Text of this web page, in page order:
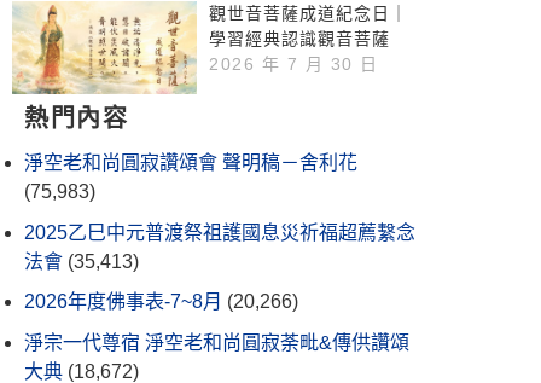
觀世音菩薩成道紀念日｜
學習經典認識觀音菩薩
2026 年 7 月 30 日
熱門內容
淨空老和尚圓寂讚頌會 聲明稿－舍利花
(75,983)
2025乙巳中元普渡祭祖護國息災祈福超薦繫念
法會 (35,413)
2026年度佛事表-7~8月 (20,266)
淨宗一代尊宿 淨空老和尚圓寂荼毗&傳供讚頌
大典 (18,672)